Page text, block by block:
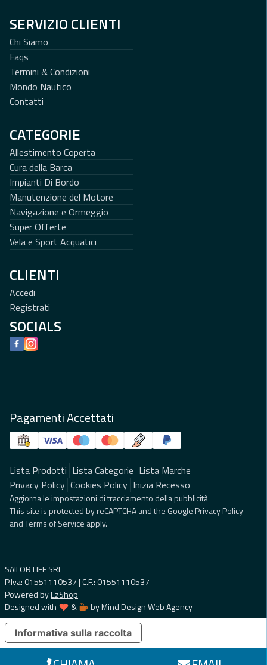
SERVIZIO CLIENTI
Chi Siamo
Faqs
Termini & Condizioni
Mondo Nautico
Contatti
CATEGORIE
Allestimento Coperta
Cura della Barca
Impianti Di Bordo
Manutenzione del Motore
Navigazione e Ormeggio
Super Offerte
Vela e Sport Acquatici
CLIENTI
Accedi
Registrati
SOCIALS
Facebook
Instagram
Pagamenti Accettati
Lista Prodotti Lista Categorie Lista Marche
Privacy Policy Cookies Policy Inizia Recesso
Aggiorna le impostazioni di tracciamento della pubblicità
This site is protected by reCAPTCHA and the GooglePrivacy Policy
andTerms of Service apply.
SAILOR LIFE SRL
P.Iva: 01551110537 | C.F.: 01551110537
Powered byEzShop
Designed with
& byMind Design Web Agency
Informativa sulla raccolta